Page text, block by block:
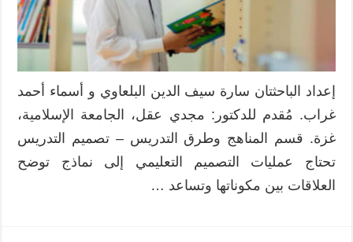
frame
مغلقة
إعداد الباحثتان سارة سيف الدين البلعاوي و أسماء أحمد
غراب. مُقدم للدكتور: مجدي عقل، الجامعة الإسلامية،
غزة. قسم المناهج وطرق التدريس – تصميم التدريس
تحتاج عمليات التصميم التعليمي إلى نماذج توضح
العلاقات بين مكوناتها وتساعد …